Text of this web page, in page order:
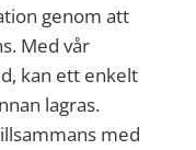
genom att
Med vår
kan ett enkelt
lagras.
med